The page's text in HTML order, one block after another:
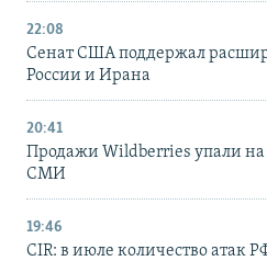
22:08
Сенат США поддержал
России и Ирана
20:41
Продажи Wildberries упали на
СМИ
19:46
CIR: в июле количество атак